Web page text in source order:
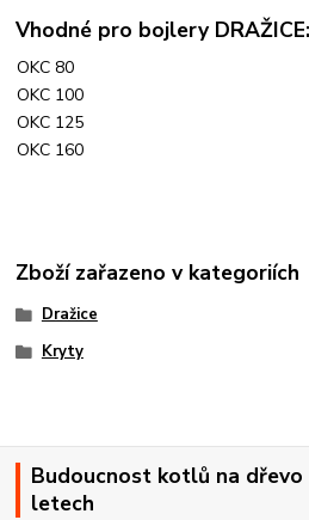
Vhodné pro bojlery DRAŽICE:
OKC 80
OKC 100
OKC 125
OKC 160
Zboží zařazeno v kategoriích
Dražice
Kryty
Budoucnost kotlů na dřevo
letech